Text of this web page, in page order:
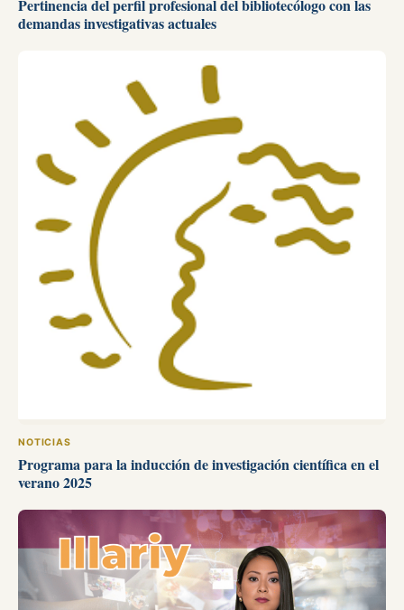
Pertinencia del perfil profesional del bibliotecólogo con las
demandas investigativas actuales
NOTICIAS
Programa para la inducción de investigación científica en el
verano 2025